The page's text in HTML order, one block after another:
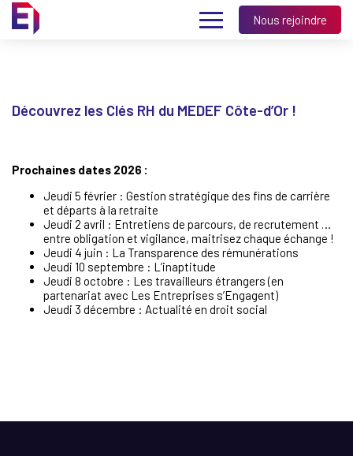
Nous rejoindre
Découvrez les Clés RH du MEDEF Côte-d’Or !
Prochaines dates 2026 :
Jeudi 5 février : Gestion stratégique des fins de carrière
et départs à la retraite
Jeudi 2 avril : Entretiens de parcours, de recrutement …
entre obligation et vigilance, maitrisez chaque échange !
Jeudi 4 juin : La Transparence des rémunérations
Jeudi 10 septembre : L’inaptitude
Jeudi 8 octobre : Les travailleurs étrangers (en
partenariat avec Les Entreprises s’Engagent)
Jeudi 3 décembre : Actualité en droit social